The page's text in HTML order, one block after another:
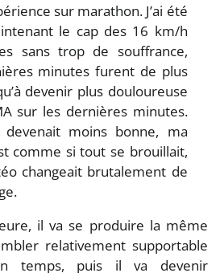
sur marathon. J’ai été
le cap des 16 km/h
sans trop de souffrance,
minutes furent de plus
devenir plus douloureuse
sur les dernières minutes.
devenait moins bonne, ma
comme si tout se brouillait,
changeait brutalement de
il va se produire la même
relativement supportable
temps, puis il va devenir